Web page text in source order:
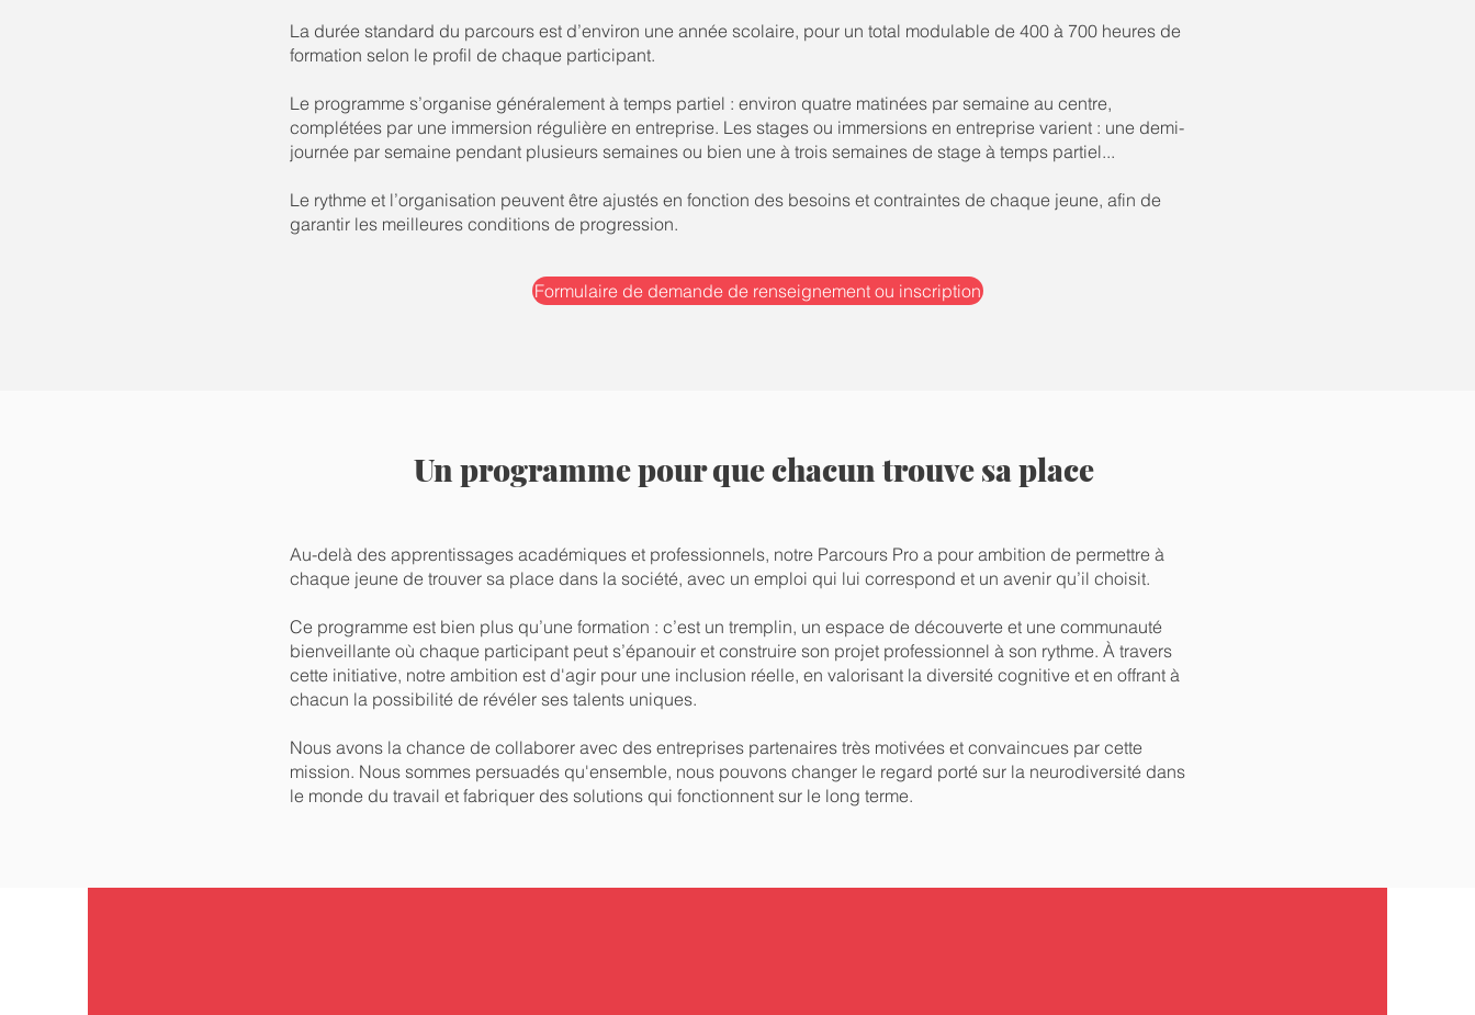
La durée standard du parcours est d’environ une année scolaire, pour un total modulable de 400 à 700 heures de
formation selon le profil de chaque participant.
Le programme s’organise généralement à temps partiel : environ quatre matinées par semaine au centre,
complétées par une immersion régulière en entreprise. Les stages ou immersions en entreprise varient : une demi-
journée par semaine pendant plusieurs semaines ou bien une à trois semaines de stage à temps partiel...
Le rythme et l’organisation peuvent être ajustés en fonction des besoins et contraintes de chaque jeune, afin de
garantir les meilleures conditions de progression.
Formulaire de demande de renseignement ou inscription
Un programme pour que chacun trouve sa place
Au-delà des apprentissages académiques et professionnels, notre Parcours Pro a pour ambition de permettre à
chaque jeune de trouver sa place dans la société, avec un emploi qui lui correspond et un avenir qu’il choisit.
Ce programme est bien plus qu’une formation : c’est un tremplin, un espace de découverte et une communauté
bienveillante où chaque participant peut s’épanouir et construire son projet professionnel à son rythme. À travers
cette initiative, notre ambition est d'agir pour une inclusion réelle, en valorisant la diversité cognitive et en offrant à
chacun la possibilité de révéler ses talents uniques.
Nous avons la chance de collaborer avec des entreprises partenaires très motivées et convaincues par cette
mission. Nous sommes persuadés qu'ensemble, nous pouvons changer le regard porté sur la neurodiversité dans
le monde du travail et fabriquer des solutions qui fonctionnent sur le long terme.